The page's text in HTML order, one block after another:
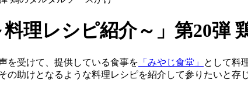
料理レシピ紹介～」第20弾
を受けて、提供している食事を 「みやじ食堂」
として料
助けとなるような料理レシピを紹介して参りたいと存じ